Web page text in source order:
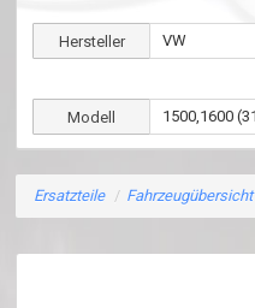
Hersteller
Modell
Ersatzteile / Fahrzeugübersicht